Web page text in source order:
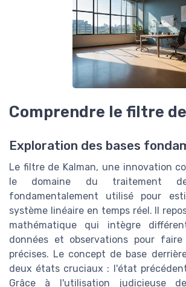
Comprendre le filtre
Exploration des bases
Le filtre de Kalman, une innovation
le domaine du traitement
fondamentalement utilisé pour
système linéaire en temps réel. Il
mathématique qui intègre
données et observations pour
précises. Le concept de base
deux états cruciaux : l'état
Grâce à l'utilisation judicieuse